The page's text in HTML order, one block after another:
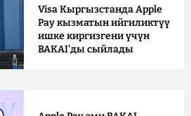
Visa Кыргызстанда Apple
Pay кызматын ийгиликтүү
ишке киргизгени үчүн
BAKAI'ды сыйлады